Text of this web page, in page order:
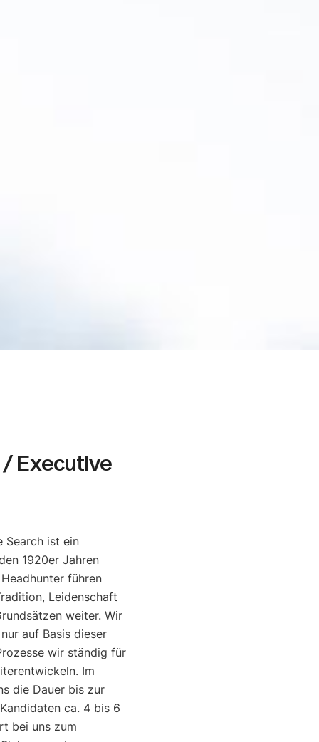
Executive
Search ist ein
1920er Jahren
führen
Leidenschaft
weiter. Wir
auf Basis dieser
wir ständig für
Im
die Dauer bis zur
ca. 4 bis 6
bei uns zum